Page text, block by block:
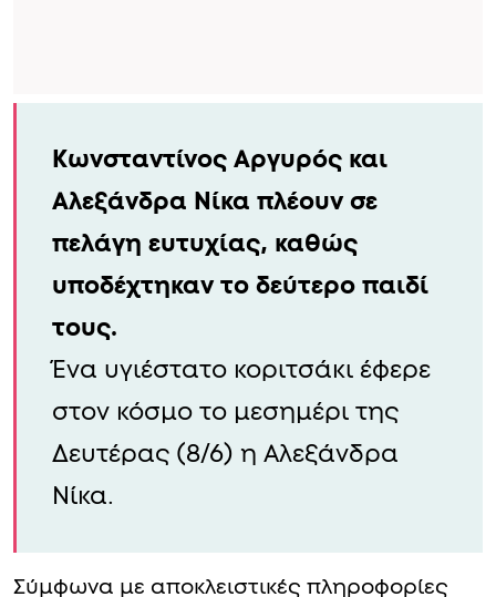
Κωνσταντίνος Αργυρός και
Αλεξάνδρα Νίκα πλέουν σε
πελάγη ευτυχίας, καθώς
υποδέχτηκαν το δεύτερο παιδί
τους.
Ένα υγιέστατο κοριτσάκι έφερε
στον κόσμο το μεσημέρι της
Δευτέρας (8/6) η Αλεξάνδρα
Νίκα.
Σύμφωνα με αποκλειστικές πληροφορίες